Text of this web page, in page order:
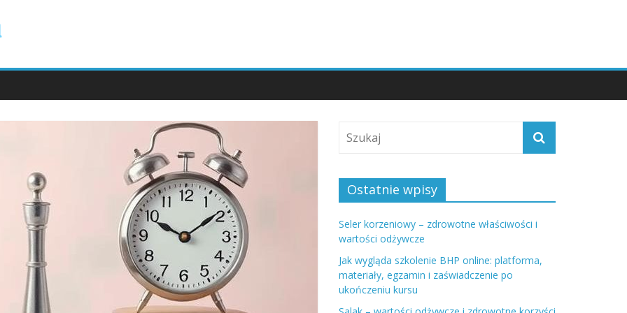
Ostatnie wpisy
Seler korzeniowy – zdrowotne właściwości i
wartości odżywcze
Jak wygląda szkolenie BHP online: platforma,
materiały, egzamin i zaświadczenie po
ukończeniu kursu